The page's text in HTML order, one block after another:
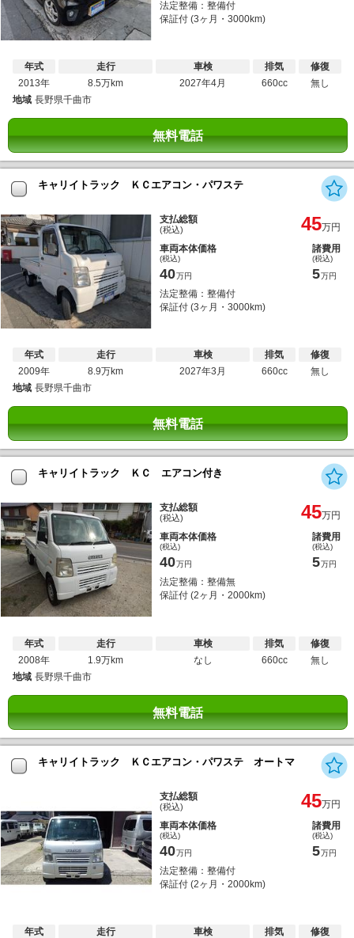
法定整備：整備付
保証付 (3ヶ月・3000km)
年式
2013年
走行
8.5万km
車検
2027年4月
排気
660cc
修復
無し
地域 長野県千曲市
無料電話
キャリイトラック ＫＣエアコン・パワステ
支払総額
(税込) 45万円
車両本体価格
(税込)
40万円
諸費用
(税込)
5万円
法定整備：整備付
保証付 (3ヶ月・3000km)
年式
2009年
走行
8.9万km
車検
2027年3月
排気
660cc
修復
無し
地域 長野県千曲市
無料電話
キャリイトラック ＫＣ エアコン付き
支払総額
(税込) 45万円
車両本体価格
(税込)
40万円
諸費用
(税込)
5万円
法定整備：整備無
保証付 (2ヶ月・2000km)
年式
2008年
走行
1.9万km
車検
なし
排気
660cc
修復
無し
地域 長野県千曲市
無料電話
キャリイトラック ＫＣエアコン・パワステ オートマ
支払総額
(税込) 45万円
車両本体価格
(税込)
40万円
諸費用
(税込)
5万円
法定整備：整備付
保証付 (2ヶ月・2000km)
年式
走行
車検
排気
修復